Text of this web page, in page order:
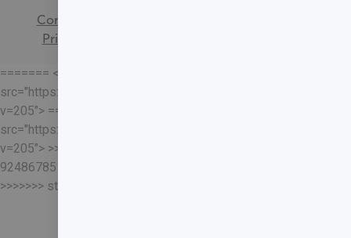
Consentimento
Privacidade
======= <<<<<<< HEAD
src="https://loja.sabin.com.br//skin/frontend/sabin/default/
v=205"> =======
src="https://loja.sabin.com.br//skin/frontend/sabin/default/
v=205"> >>>>>>>
92486785178204652eaf37adafb13ec7f5401a93
>>>>>>> staging-merge